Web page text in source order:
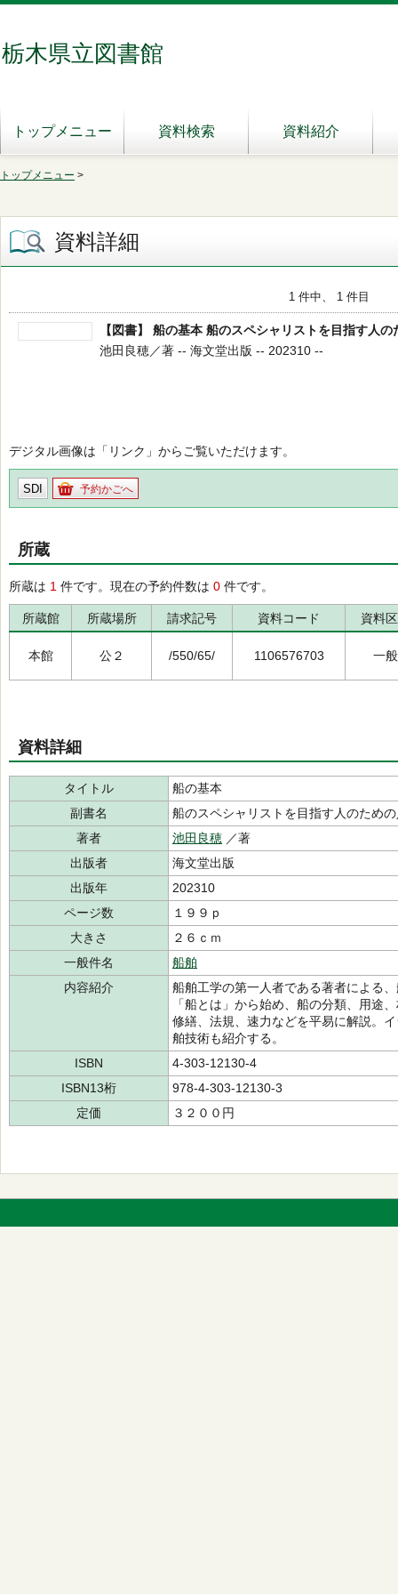
栃木県立図書館
トップメニュー 資料検索 資料紹介
トップメニュー >
資料詳細
1 件中、 1 件目
【図書】 船の基本 船のスペシャリストを目指す人の
池田良穂／著 -- 海文堂出版 -- 202310 --
デジタル画像は「リンク」からご覧いただけます。
SDI 予約かごへ
所蔵
所蔵は 1 件です。現在の予約件数は 0 件です。
所蔵館 所蔵場所 請求記号 資料コード 資料
本館 公２ /550/65/ 1106576703 一般
資料詳細
タイトル
船の基本
副書名
船のスペシャリストを目指す人のため
著者
池田良穂 ／著
出版者
海文堂出版
出版年
202310
ページ数
１９９ｐ
大きさ
２６ｃｍ
一般件名
船舶
内容紹介
船舶工学の第一人者である著者による
「船とは」から始め、船の分類、用途
修繕、法規、速力などを平易に解説。
舶技術も紹介する。
ISBN
4-303-12130-4
ISBN13桁
978-4-303-12130-3
定価
３２００円